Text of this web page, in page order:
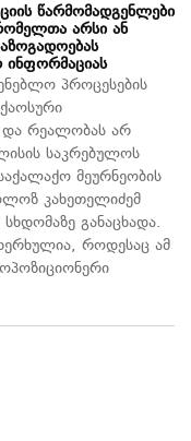
წარმომადგენლები
არსი ან
ინფორმაციას
პროცესების
და რეალობას არ
საკრებულოს
მეურნეობის
კახეთელიძემ
განაცხადა.
როდესაც ამ